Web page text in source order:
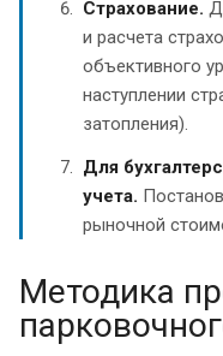
Страхование.
и расчета
объективного
наступлении
затопления).
Для
учета.
рыночной
Методика